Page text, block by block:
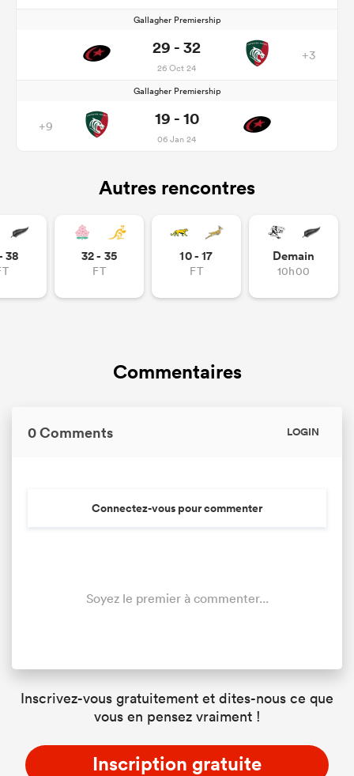
Gallagher Premiership
29 - 32
26 Oct 24
+3
Gallagher Premiership
+9 19 - 10
06 Jan 24
Autres rencontres
38 32 - 35
FT
10 - 17
FT
Demain
10h00
Commentaires
0 Comments LOGIN
Connectez-vous pour commenter
Soyez le premier à commenter...
Inscrivez-vous gratuitement et dites-nous ce que
vous en pensez vraiment !
Inscription gratuite